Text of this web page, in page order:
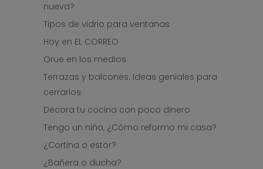
nueva?
Tipos de vidrio para ventanas
Hoy en EL CORREO
Orue en los medios
Terrazas y balcones: Ideas geniales para
cerrarlos
Decora tu cocina con poco dinero
Tengo un niño, ¿Cómo reformo mi casa?
¿Cortina o estor?
¿Bañera o ducha?